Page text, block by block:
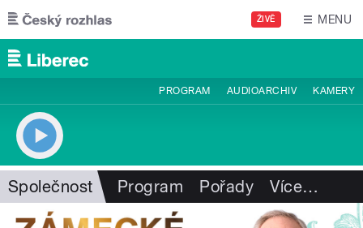
Přejít k hlavnímu obsahu
ŽIVĚ MENU
PROGRAM AUDIOARCHIV KAMERY
Společnost Program Pořady Více…